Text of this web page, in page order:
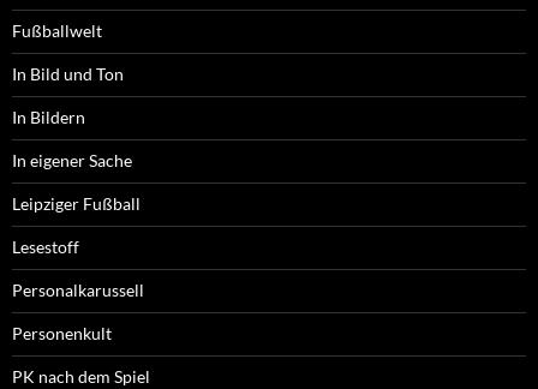
Fußballwelt
In Bild und Ton
In Bildern
In eigener Sache
Leipziger Fußball
Lesestoff
Personalkarussell
Personenkult
PK nach dem Spiel